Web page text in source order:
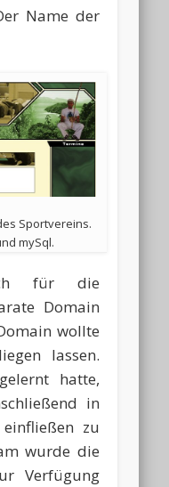
Name der
Sportvereins.
mySql.
für die
Domain
wollte
lassen.
hatte,
in
zu
wurde die
Verfügung